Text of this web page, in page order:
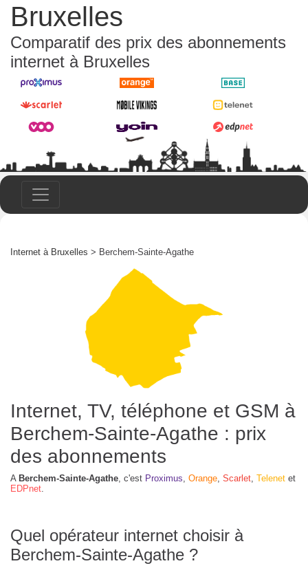
Bruxelles
Comparatif des prix des abonnements
internet à Bruxelles
Internet à Bruxelles > Berchem-Sainte-Agathe
Internet, TV, téléphone et GSM à
Berchem-Sainte-Agathe : prix
des abonnements
A Berchem-Sainte-Agathe , c'est Proximus Orange Scarlet Telenet et
EDPnet
Quel opérateur internet choisir à
Berchem-Sainte-Agathe ?